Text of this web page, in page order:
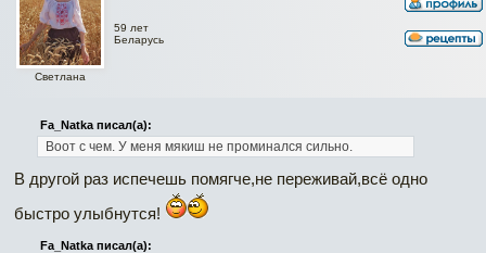
Светлана
59 лет
Беларусь
Fa_Natka писал(а):
Воот с чем. У меня мякиш не проминался сильно.
В другой раз испечешь помягче,не переживай,всё одно
быстро улыбнутся!
Fa_Natka писал(а):